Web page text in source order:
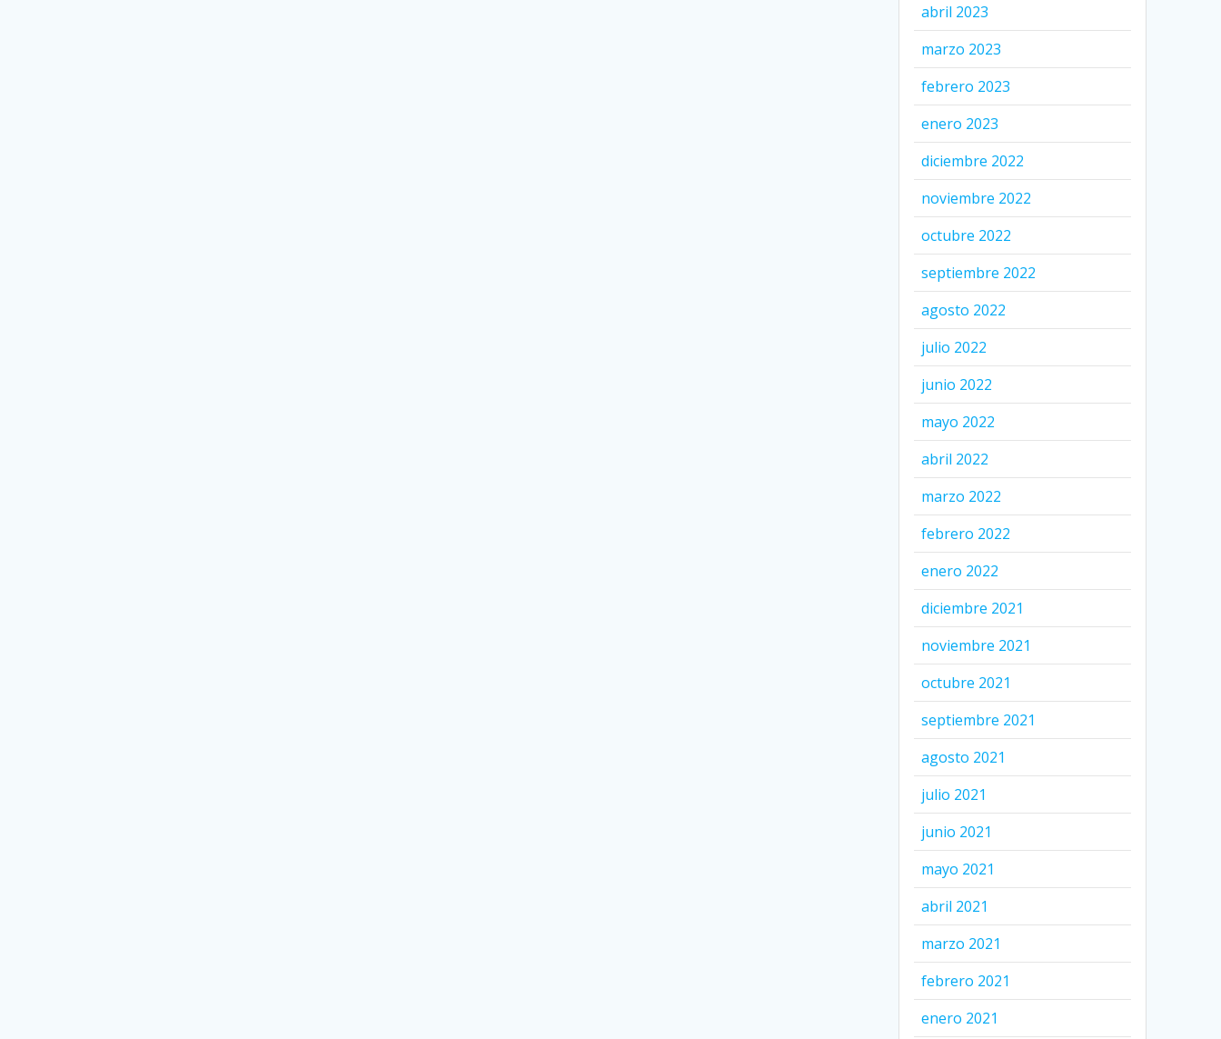
abril 2023
marzo 2023
febrero 2023
enero 2023
diciembre 2022
noviembre 2022
octubre 2022
septiembre 2022
agosto 2022
julio 2022
junio 2022
mayo 2022
abril 2022
marzo 2022
febrero 2022
enero 2022
diciembre 2021
noviembre 2021
octubre 2021
septiembre 2021
agosto 2021
julio 2021
junio 2021
mayo 2021
abril 2021
marzo 2021
febrero 2021
enero 2021